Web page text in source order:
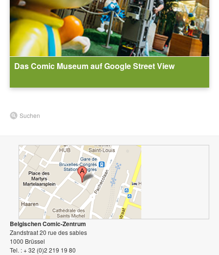
Das Comic Museum auf Google Street View
Suchen
Belgischen Comic-Zentrum
Zandstraat 20 rue des sables
1000 Brüssel
Tel. : + 32 (0)2 219 19 80